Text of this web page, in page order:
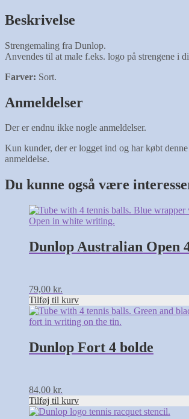
Beskrivelse
Strengemaling fra Dunlop.
Anvendes til at male f.eks. logo på strengene i
Farver: Sort.
Anmeldelser
Der er endnu ikke nogle anmeldelser.
Kun kunder, der er logget ind og har købt
anmeldelse.
Du kunne også være
Dunlop Australian Open
79,00 kr.
Tilføj til kurv
Dunlop Fort 4 bolde
84,00 kr.
Tilføj til kurv